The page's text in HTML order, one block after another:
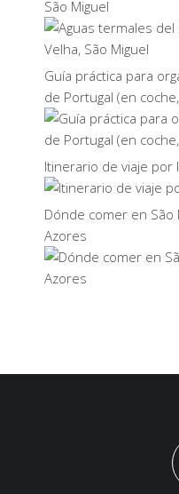
São Miguel
Guía práctica para
de Portugal (en
Itinerario de viaje por
Dónde comer en São
Azores